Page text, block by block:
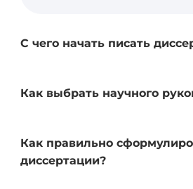
С чего начать писать
Как выбрать научного
Как правильно
диссертации?